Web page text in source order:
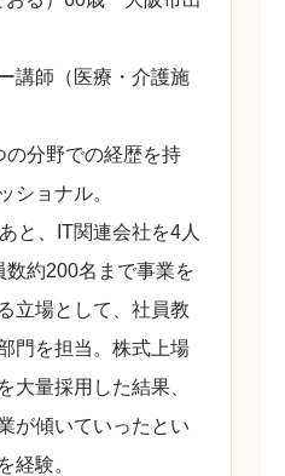
講師（医療・介護施
の分野での経歴を持
ショナル。
と、IT関連会社を4人
約200名まで事業を
立場として、社員教
門を担当。株式上場
大量採用した結果、
が傾いていったとい
経験。